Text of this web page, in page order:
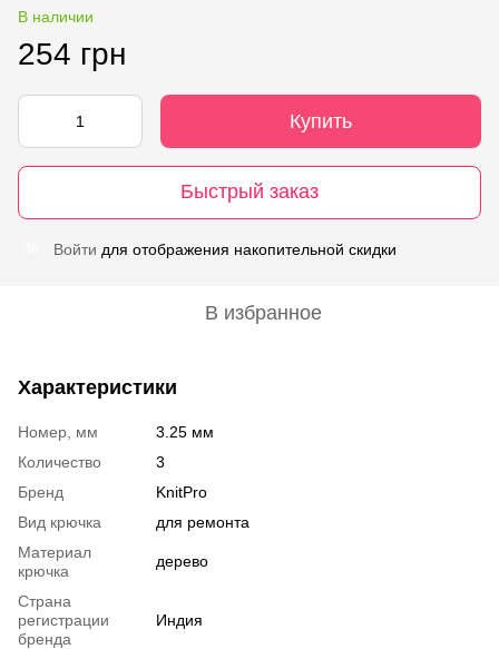
В наличии
254 грн
Купить
Быстрый заказ
Войти для отображения накопительной скидки
В избранное
Характеристики
Номер, мм
3.25 мм
Количество
3
Бренд
KnitPro
Вид крючка
для ремонта
Материал
крючка
дерево
Страна
регистрации
бренда
Индия